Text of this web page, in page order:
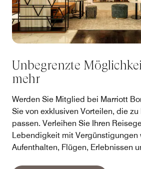
Unbegrenzte
mehr
Werden Sie Mitglied bei Marriott
Sie von exklusiven Vorteilen, die
passen. Verleihen Sie Ihren
Lebendigkeit mit Vergünstigungen
Aufenthalten, Flügen, Erlebnissen